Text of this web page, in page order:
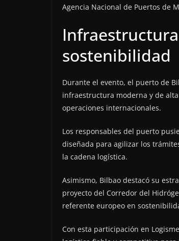
Agencia Nacional de Puertos de
sostenibilidad
Durante el evento, el puerto de
infraestructura moderna y de
operaciones internacionales.
Los responsables del puerto
diseñada para agilizar los
la cadena logística.
Asimismo, Bilbao destacó su
proyecto del Corredor del
referente europeo en
Con esta participación en